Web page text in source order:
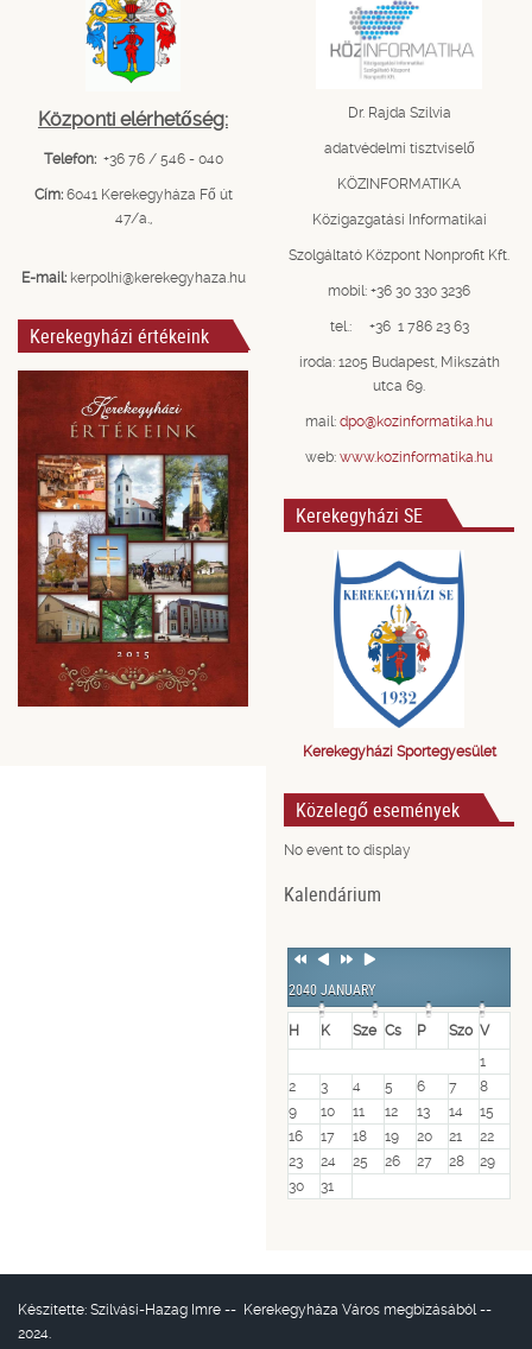
Központi elérhetőség:
Telefon: +36 76 / 546 - 040
Cím: 6041 Kerekegyháza Fő út
47/a.,
E-mail: kerpolhi@kerekegyhaza.hu
Kerekegyházi értékeink
Dr. Rajda Szilvia
adatvédelmi tisztviselő
KÖZINFORMATIKA
Közigazgatási Informatikai
Szolgáltató Központ Nonprofit Kft.
mobil: +36 30 330 3236
tel.: +36 1 786 23 63
iroda: 1205 Budapest, Mikszáth
utca 69.
mail: dpo@kozinformatika.hu
web: www.kozinformatika.hu
Kerekegyházi SE
Kerekegyházi Sportegyesület
Közelegő események
No event to display
Kalendárium
Previous
Previous
NextNext
2040 JANUARY
H K Sze Cs P Szo V
1
2
3 4 5 6 7
8
9
10 11 12 13 14
15
16
17 18 19 20 21
22
23
24 25 26 27 28
29
30
31
Készítette: Szilvási-Hazag Imre -- Kerekegyháza Város megbízásából --
2024.